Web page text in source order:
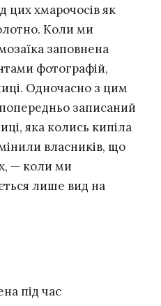
цих хмарочосів як
Коли ми
заповнена
фотографій,
Одночасно з цим
попередньо записаний
яка колись кипіла
власників, що
— коли ми
лише вид на
під час